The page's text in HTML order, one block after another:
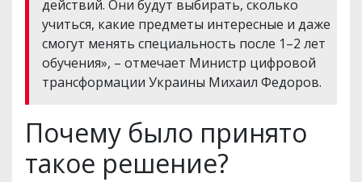
действий. Они будут выбирать, сколько
учиться, какие предметы интересные и даже
смогут менять специальность после 1–2 лет
обучения», – отмечает Министр цифровой
трансформации Украины Михаил Федоров.
Почему было принято
такое решение?